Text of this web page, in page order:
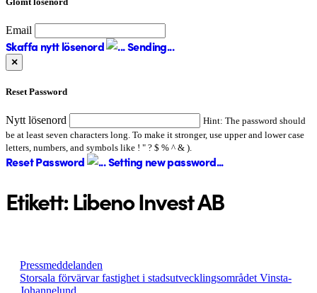
Email
Skaffa nytt lösenord Sending...
×
Reset Password
Nytt lösenord
Hint: The password should
be at least seven characters long. To make it stronger, use upper and lower case
letters, numbers, and symbols like ! " ? $ % ^ & ).
Reset Password Setting new password...
Etikett:Libeno Invest AB
Pressmeddelanden
Storsala förvärvar fastighet i stadsutvecklingsområdet Vinsta-